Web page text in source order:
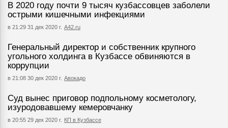
В 2020 году почти 9 тысяч кузбассовцев заболели
острыми кишечными инфекциями
в 21:29 31 дек 2020 г. А42.ru
Генеральный директор и собственник крупного
угольного холдинга в Кузбассе обвиняются в
коррупции
в 21:08 30 дек 2020 г. Авокадо
Суд вынес приговор подпольному косметологу,
изуродовавшему кемеровчанку
в 20:55 29 дек 2020 г. КП в Кузбассе